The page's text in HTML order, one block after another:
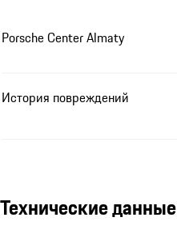
Porsche Center Almaty
История повреждений
Технические данные